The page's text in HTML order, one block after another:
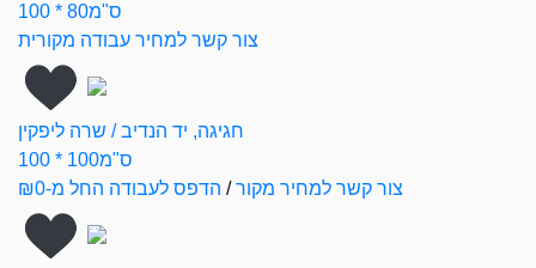
100 * 80ס"מ
צור קשר למחיר עבודה מקורית
חגיגה, יד הנדיב / שרה ליפקין
100 * 100ס"מ
צור קשר למחיר מקור/ הדפס לעבודה החל מ-₪0